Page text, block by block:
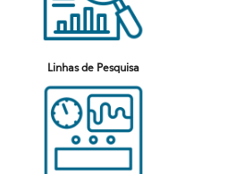
Linhas de Pesquisa